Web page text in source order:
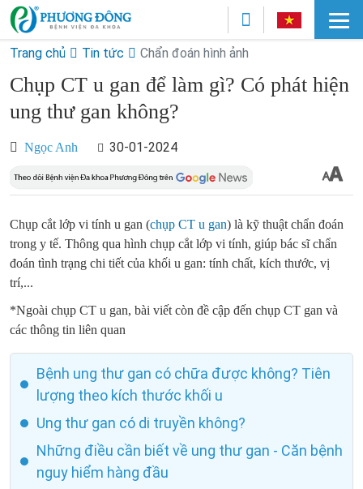
Trang chủ Tin tức Chẩn đoán hình ảnh
Chụp CT u gan để làm gì? Có phát hiện
ung thư gan không?
Ngọc Anh 30-01-2024
Chụp cắt lớp vi tính u gan (chụp CT u gan) là kỹ thuật chẩn đoán
trong y tế. Thông qua hình chụp cắt lớp vi tính, giúp bác sĩ chẩn
đoán tình trạng chi tiết của khối u gan: tính chất, kích thước, vị
trí,...
*Ngoài chụp CT u gan, bài viết còn đề cập đến chụp CT gan và
các thông tin liên quan
Bệnh ung thư gan có chữa được không? Tiên
lượng theo kích thước khối u
Ung thư gan có di truyền không?
Những điều cần biết về ung thư gan - Căn bệnh
nguy hiểm hàng đầu